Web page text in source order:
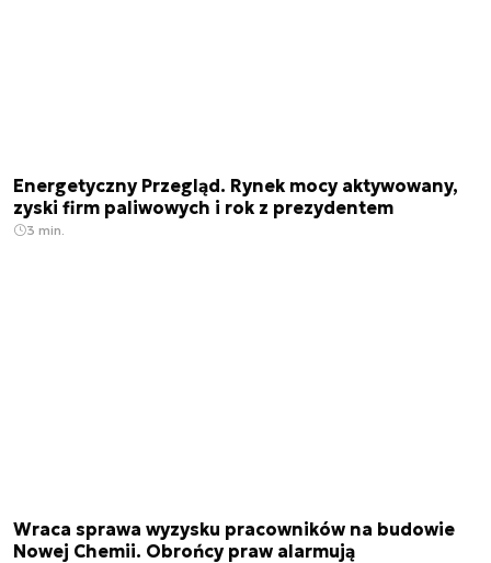
Energetyczny Przegląd. Rynek mocy aktywowany,
zyski firm paliwowych i rok z prezydentem
3 min.
Wraca sprawa wyzysku pracowników na budowie
Nowej Chemii. Obrońcy praw alarmują